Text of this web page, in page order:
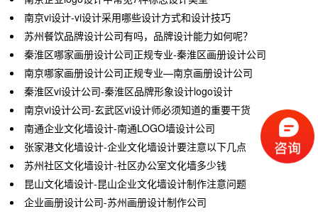
南京vi设计-vi设计采用哪些设计方式和设计技巧
苏州餐饮品牌设计公司有吗，品牌设计能力如何呢？
秦淮区哪家画册设计公司正规专业-秦淮区画册设计公司
南京哪家画册设计公司正规专业—南京画册设计公司
秦淮区vi设计公司-秦淮区品牌形象设计logo设计
南京vi设计公司-玄武区vi设计师必须知道的重要干货
南通企业文化墙设计-南通LOGO墙设计公司
张家港文化墙设计-企业文化墙设计要注意以下几点
苏州社区文化墙设计-社区办公室文化墙多少钱
昆山文化墙设计-昆山企业文化墙设计制作注意问题
企业画册设计公司-苏州画册设计制作公司